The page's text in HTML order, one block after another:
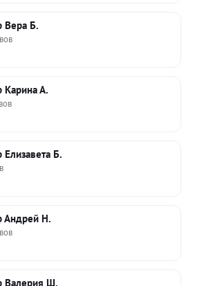
Вера Б.
Карина А.
Елизавета Б.
Андрей Н.
Валерия Ш.